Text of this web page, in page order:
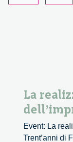
La
Event: La
Trent’anni di